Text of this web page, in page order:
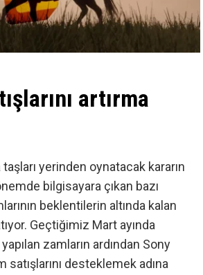
artırma
yerinden oynatacak kararın
bilgisayara çıkan bazı
beklentilerin altında kalan
Geçtiğimiz Mart ayında
zamların ardından Sony
satışlarını desteklemek adına